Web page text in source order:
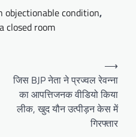
objectionable condition,
closed room
जिस BJP नेता ने प्रज्वल रेवन्ना
का आपत्तिजनक वीडियो किया
लीक, खुद यौन उत्पीड़न केस में
गिरफ्तार
⟶